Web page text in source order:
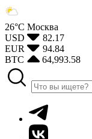
26°С Москва
USD
82.17
EUR
94.84
BTC
64,993.58